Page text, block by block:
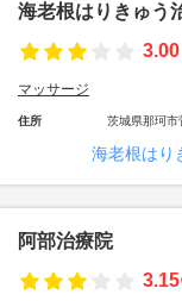
海老根はりきゅう
3.00
マッサージ
住所 茨城県那珂市
海老根はり
阿部治療院
3.15